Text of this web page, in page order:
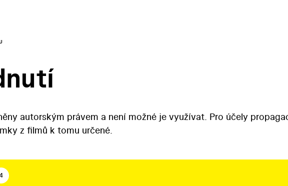
autorským právem a není možné je využívat. Pro účely
z filmů k tomu určené.